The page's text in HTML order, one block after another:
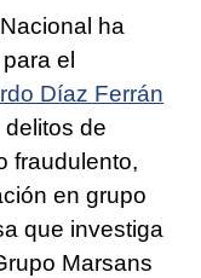
ha
el
Díaz Ferrán
de
fraudulento,
en grupo
que investiga
Marsans